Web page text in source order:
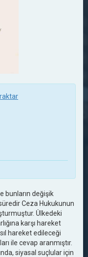
bunların değişik
Ceza Hukukunun
Ülkedeki
karşı hareket
hareket edileceği
ile cevap aranmıştır.
siyasal suçlular için